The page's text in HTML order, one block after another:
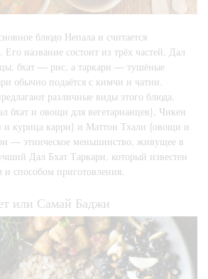
блюдо Непала и считается
название состоит из трёх частей. Дал
бхат — рис, а таркари — тушёные
обычно подаётся с кимчи и чатни.
различные виды этого блюда,
бхат и овощи для вегетарианцев), Чикен
и курица карри) и Маттон Тхали (овощи и
— этническое меньшинство, живущее в
Дал Бхат Таркари, который известен
способом приготовления.
или Самай Баджи